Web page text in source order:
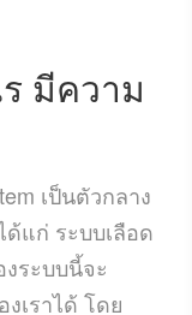
มีความ
เป็นตัวกลาง
แก่ ระบบเลือด
ระบบนี้จะ
เราได้ โดย